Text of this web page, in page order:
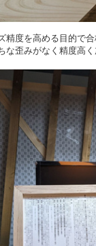
精度を高める目的で
な歪みがなく精度高